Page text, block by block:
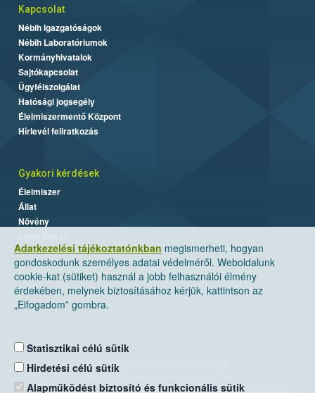
Adatkezelési tájékoztatónkban megismerheti, hogyan
gondoskodunk személyes adatai védelméről. Weboldalunk
cookie-kat (sütiket) használ a jobb felhasználói élmény
érdekében, melynek biztosításához kérjük, kattintson az
„Elfogadom” gombra.
Statisztikai célú sütik
Hirdetési célú sütik
Alapműködést biztosító és funkcionális sütik
Kapcsolat
Nébih Igazgatóságok
Nébih Laboratóriumok
Kormányhivatalok
Sajtókapcsolat
Ügyfélszolgálat
Hatósági jogsegély
Élelmiszermentő Központ
Hírlevél feliratkozás
Gyakori kérdések
Élelmiszer
Állat
Növény
Nemzeti Élelmiszerlánc-biztonsági Hivatal
Levelezési cím: 1525 Budapest. Pf. 30.